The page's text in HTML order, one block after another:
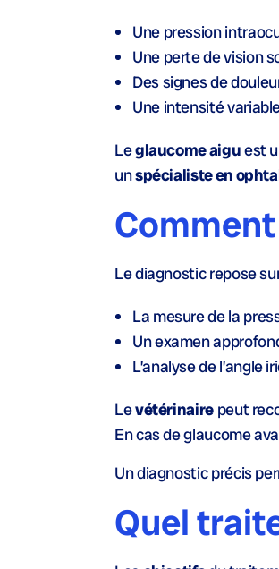
Une pression
Une perte de vision
Des signes de
Une intensité
Leglaucome aiguest
unspécialiste en
Le diagnostic repose
La mesurede la
Unexamen
L’analyse de l’angle
Levétérinairepeut
En cas de glaucome
Un diagnostic précis
Quel